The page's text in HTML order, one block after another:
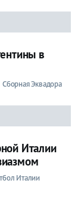
в
Сборная Эквадора
Италии
Италии